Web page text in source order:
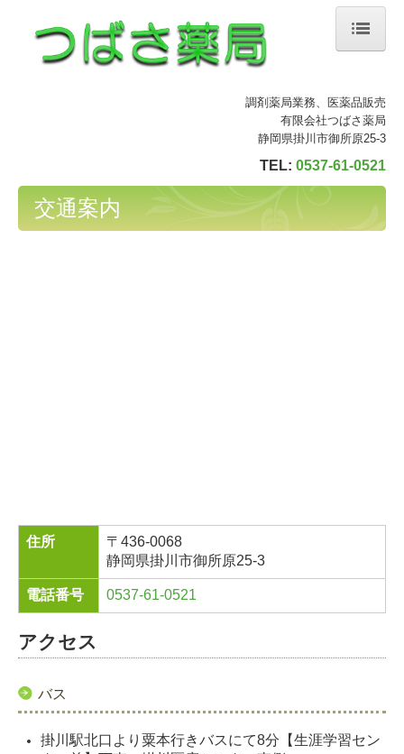
中宿薬局
調剤薬局業務、医薬品販売
有限会社つばさ薬局
静岡県掛川市御所原25-3
TEL: 0537-61-0521
交通案内
住所
〒436-0068
静岡県掛川市御所原25-3
電話番号 0537-61-0521
アクセス
バス
掛川駅北口より粟本行きバスにて8分【生涯学習セン